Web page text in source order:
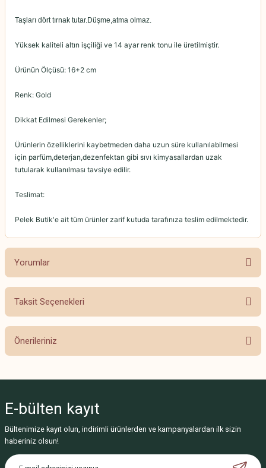
Taşları dört tırnak tutar.Düşme,atma olmaz.
Yüksek kaliteli altın işçiliği ve 14 ayar renk tonu ile üretilmiştir.
Ürünün Ölçüsü: 16+2 cm
Renk: Gold
Dikkat Edilmesi Gerekenler;
Ürünlerin özelliklerini kaybetmeden daha uzun süre kullanılabilmesi
için parfüm,deterjan,dezenfektan gibi sıvı kimyasallardan uzak
tutularak kullanılması tavsiye edilir.
Teslimat:
Pelek Butik'e ait tüm ürünler zarif kutuda tarafınıza teslim edilmektedir.
Yorumlar
Bu ürüne ilk yorumu siz yapın!
Taksit Seçenekleri
Önerileriniz
Görüş ve önerileriniz için teşekkür ederiz.
Ürün resmi kalitesiz, bozuk veya görüntülenemiyor.
Ürün açıklamasında eksik bilgiler bulunuyor.
E-bülten kayıt
Bültenimize kayıt olun, indirimli ürünlerden ve kampanyalardan ilk sizin
haberiniz olsun!